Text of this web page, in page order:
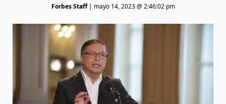
Forbes Staff| mayo 14, 2023 @ 2:46:02 pm